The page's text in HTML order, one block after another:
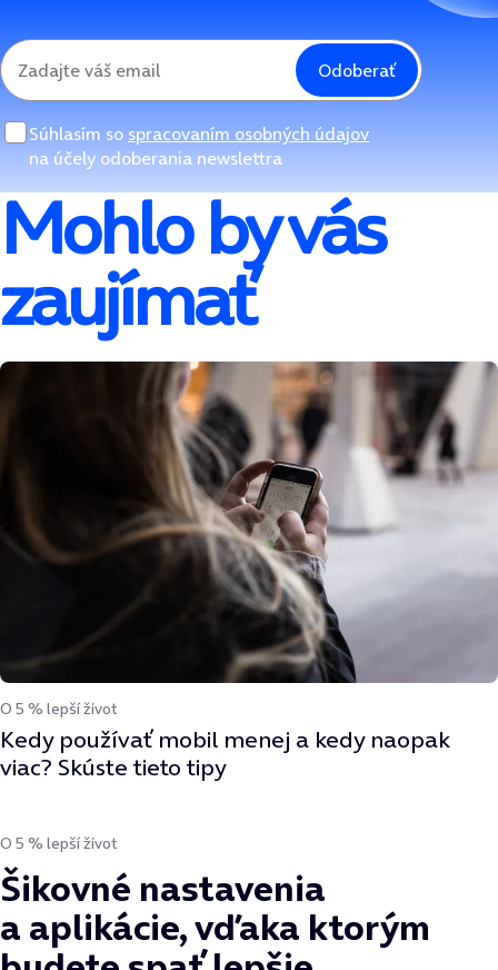
Odoberať
Súhlasím so spracovaním osobných údajov
na účely odoberania newslettra
Mohlo by vás
zaujímať
O 5 % lepší život
Kedy používať mobil menej a kedy naopak
viac? Skúste tieto tipy
O 5 % lepší život
Šikovné nastavenia
a aplikácie, vďaka ktorým